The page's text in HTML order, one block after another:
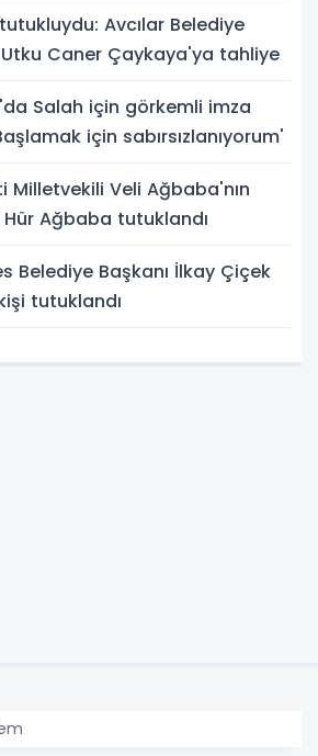
Avcılar Belediye
Utku Caner Çaykaya'ya tahliye
Salah için görkemli imza
için sabırsızlanıyorum'
Milletvekili Veli Ağbaba'nın
Ağbaba tutuklandı
Belediye Başkanı İlkay Çiçek
tutuklandı